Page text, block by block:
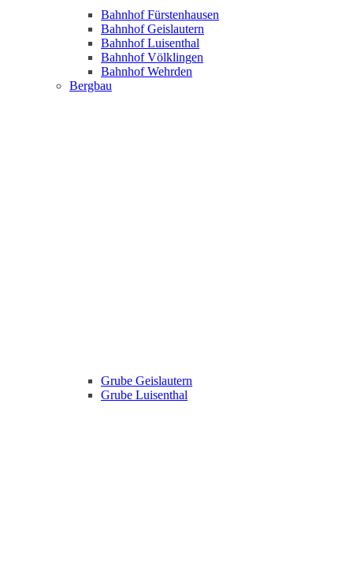
Bahnhof Fürstenhausen
Bahnhof Geislautern
Bahnhof Luisenthal
Bahnhof Völklingen
Bahnhof Wehrden
Bergbau
Grube Geislautern
Grube Luisenthal